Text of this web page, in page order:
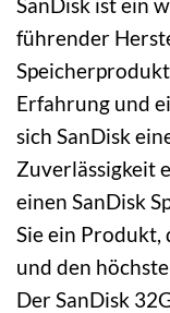
führender
Erfahrung und
sich SanDisk
Zuverlässigkeit
einen SanDisk
Sie ein Produkt,
und den
Der SanDisk